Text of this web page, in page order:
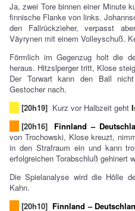
Ja, zwei Tore binnen einer Minute
finnische Flanke von links.
den Fallrückzieher, verpasst
Väyrynen mit einem Volleyschuß.
Förmlich im Gegenzug holt die
heraus. Hitzslperger tritt, Klose
Der Torwart kann den Ball
Gestocher nach.
[20h19] Kurz vor Halbzeit geht
[20h16]
Finnland –
von Trochowski, Klose kreuzt,
in den Strafraum ein und kann
erfolgreichen Torabschluß gehinert
Die Spielanalyse wird die Hölle
Kahn.
[20h10] Finnland –